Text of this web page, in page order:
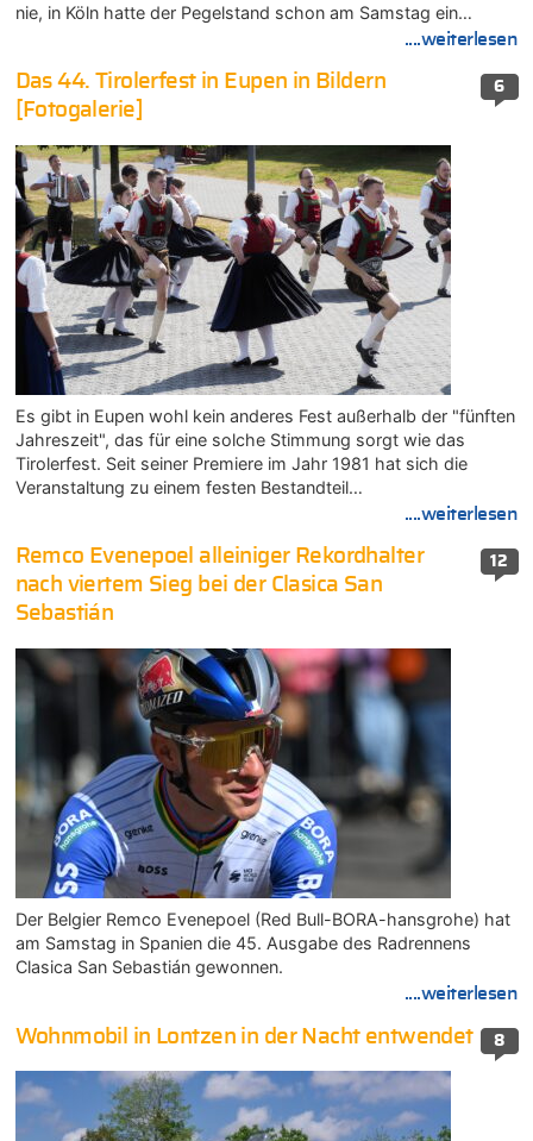
nie, in Köln hatte der Pegelstand schon am Samstag ein…
....weiterlesen
6
Das 44. Tirolerfest in Eupen in Bildern
[Fotogalerie]
Es gibt in Eupen wohl kein anderes Fest außerhalb der "fünften
Jahreszeit", das für eine solche Stimmung sorgt wie das
Tirolerfest. Seit seiner Premiere im Jahr 1981 hat sich die
Veranstaltung zu einem festen Bestandteil…
....weiterlesen
12
Remco Evenepoel alleiniger Rekordhalter
nach viertem Sieg bei der Clasica San
Sebastián
Der Belgier Remco Evenepoel (Red Bull-BORA-hansgrohe) hat
am Samstag in Spanien die 45. Ausgabe des Radrennens
Clasica San Sebastián gewonnen.
....weiterlesen
8
Wohnmobil in Lontzen in der Nacht entwendet